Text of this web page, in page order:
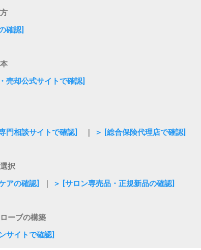
きます。 抜群の着回し力： カジュアルなTシャツから
しないテーパードパンツの選び方 たくさんの種類の中
しない印象になってしまいます。 試着をする際は、ウ
て丈の長さが足首の最も細い部分や靴の甲に軽く触れ
確認]
売却公式サイトで確認]
門相談サイトで確認] ＞ [総合保険代理店で確認]
択
アの確認] ＞ [サロン専売品・正規新品の確認]
ーブの構築
サイトで確認]